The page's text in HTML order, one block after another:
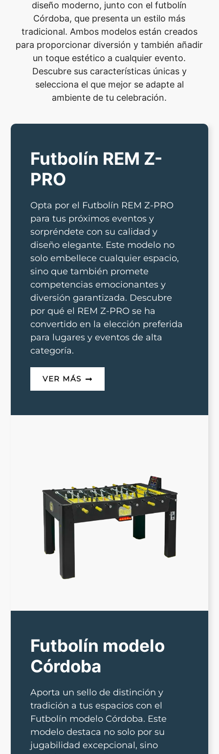
diseño moderno, junto con el futbolín
Córdoba, que presenta un estilo más
tradicional. Ambos modelos están creados
para proporcionar diversión y también añadir
un toque estético a cualquier evento.
Descubre sus características únicas y
selecciona el que mejor se adapte al
ambiente de tu celebración.
Futbolín REM Z-
PRO
Opta por el Futbolín REM Z-PRO
para tus próximos eventos y
sorpréndete con su calidad y
diseño elegante. Este modelo no
solo embellece cualquier espacio,
sino que también promete
competencias emocionantes y
diversión garantizada. Descubre
por qué el REM Z-PRO se ha
convertido en la elección preferida
para lugares y eventos de alta
categoría.
VER MÁS
Futbolín modelo
Córdoba
Aporta un sello de distinción y
tradición a tus espacios con el
Futbolín modelo Córdoba. Este
modelo destaca no solo por su
jugabilidad excepcional, sino